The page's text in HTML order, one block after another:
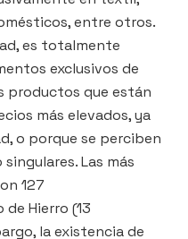
entre otros.
es totalmente
exclusivos de
productos que están
más elevados, ya
o porque se perciben
Las más
127
Hierro (13
la existencia de